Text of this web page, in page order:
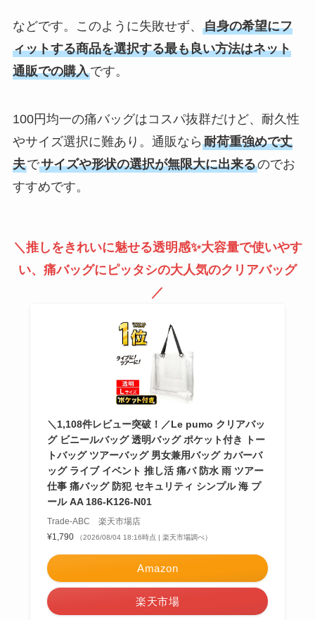
などです。このように失敗せず、 自身の希望にフ
ィットする商品を選択する最も良い方法はネット
通販での購入です。
100円均一の痛バッグはコスパ抜群だけど、耐久性
やサイズ選択に難あり。通販なら 耐荷重強めで丈
夫でサイズや形状の選択が無限大に出来るのでお
すすめです。
＼推しをきれいに魅せる透明感✨大容量で使いやす
い、痛バッグにピッタシの大人気のクリアバッグ
／
＼1,108件レビュー突破！／Le pumo クリアバッ
グ ビニールバッグ 透明バッグ ポケット付き トー
トバッグ ツアーバッグ 男女兼用バッグ カバーバ
ッグ ライブ イベント 推し活 痛バ 防水 雨 ツアー
仕事 痛バッグ 防犯 セキュリティ シンプル 海 プ
ール AA 186-K126-N01
Trade-ABC 楽天市場店
¥1,790
（2026/08/04 18:16時点 | 楽天市場調べ）
Amazon
楽天市場